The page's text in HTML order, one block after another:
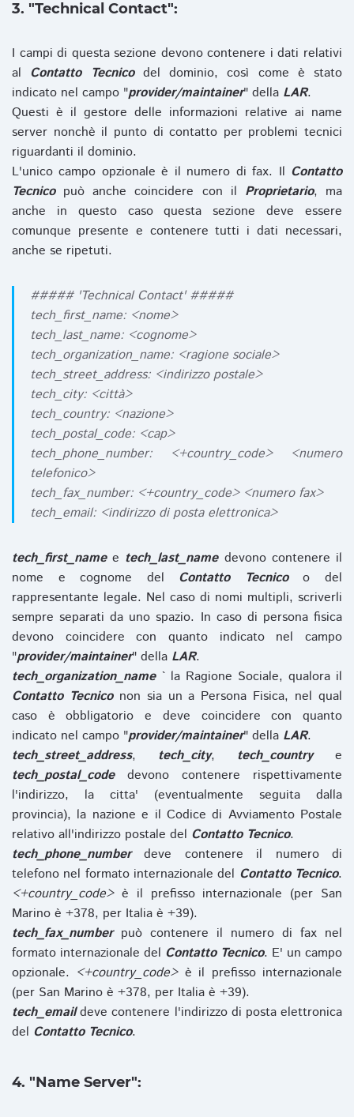
3. "Technical Contact":
I campi di questa sezione devono contenere i dati relativi
al Contatto Tecnicodel dominio, così come è stato
indicato nel campo "provider/maintainer" della LAR.
Questi è il gestore delle informazioni relative ai name
server nonchè il punto di contatto per problemi tecnici
riguardanti il dominio.
L'unico campo opzionale è il numero di fax. Il Contatto
Tecnicopuò anche coincidere con il Proprietario, ma
anche in questo caso questa sezione deve essere
comunque presente e contenere tutti i dati necessari,
anche se ripetuti.
##### 'Technical Contact' #####
tech_first_name: <nome>
tech_last_name: <cognome>
tech_organization_name: <ragione sociale>
tech_street_address: <indirizzo postale>
tech_city: <città>
tech_country: <nazione>
tech_postal_code: <cap>
tech_phone_number: <+country_code> <numero
telefonico>
tech_fax_number: <+country_code> <numero fax>
tech_email: <indirizzo di posta elettronica>
tech_first_namee tech_last_namedevono contenere il
nome e cognome del Contatto Tecnicoo del
rappresentante legale. Nel caso di nomi multipli, scriverli
sempre separati da uno spazio. In caso di persona fisica
devono coincidere con quanto indicato nel campo
"provider/maintainer" della LAR.
tech_organization_name` la Ragione Sociale, qualora il
Contatto Tecniconon sia un a Persona Fisica, nel qual
caso è obbligatorio e deve coincidere con quanto
indicato nel campo "provider/maintainer" della LAR.
tech_street_address, tech_city, tech_countrye
tech_postal_codedevono contenere rispettivamente
l'indirizzo, la citta' (eventualmente seguita dalla
provincia), la nazione e il Codice di Avviamento Postale
relativo all'indirizzo postale del Contatto Tecnico.
tech_phone_numberdeve contenere il numero di
telefono nel formato internazionale del Contatto Tecnico.
<+country_code>è il prefisso internazionale (per San
Marino è +378, per Italia è +39).
tech_fax_numberpuò contenere il numero di fax nel
formato internazionale del Contatto Tecnico. E' un campo
opzionale. <+country_code>è il prefisso internazionale
(per San Marino è +378, per Italia è +39).
tech_emaildeve contenere l'indirizzo di posta elettronica
del Contatto Tecnico.
4. "Name Server":